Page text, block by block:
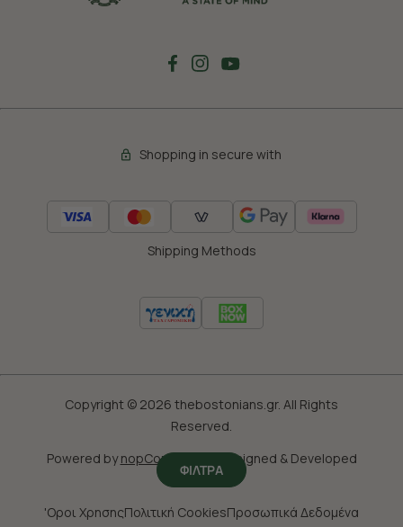
ΦΙΛΤΡΑ
Shopping in secure with
Shipping Methods
Copyright © 2026 thebostonians.gr. All Rights
Reserved.
Powered bynopCommerce
Designed & Developed
bySLEED
'Οροι ΧρησηςΠολιτική CookiesΠροσωπικά Δεδομένα